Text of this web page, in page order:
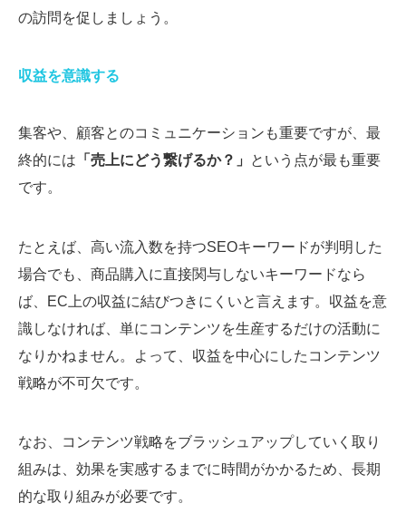
の訪問を促しましょう。
収益を意識する
集客や、顧客とのコミュニケーションも重要ですが、最
終的には 「売上にどう繋げるか？」
という点が最も重要
です。
たとえば、高い流入数を持つSEOキーワードが判明した
場合でも、商品購入に直接関与しないキーワードなら
ば、EC上の収益に結びつきにくいと言えます。収益を意
識しなければ、単にコンテンツを生産するだけの活動に
なりかねません。よって、収益を中心にしたコンテンツ
戦略が不可欠です。
なお、コンテンツ戦略をブラッシュアップしていく取り
組みは、効果を実感するまでに時間がかかるため、長期
的な取り組みが必要です。